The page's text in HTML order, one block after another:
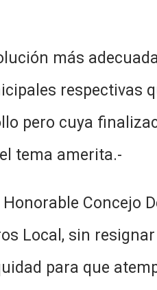
más
respectivas
pero cuya
tema amerita.-
Honorable
Local, sin
para que